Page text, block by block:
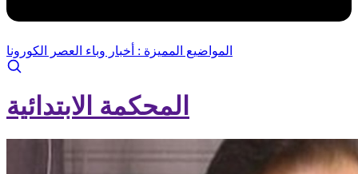
المواضيع المميزة : أخبار وباء العصر الكورونا
المحكمة الابتدائية